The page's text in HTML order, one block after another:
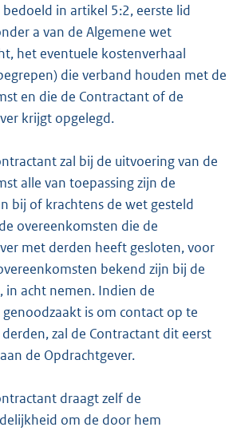
bedoeld in artikel 5:2, eerste lid
a van de Algemene wet
het eventuele kostenverhaal
die verband houden met de
en die de Contractant of de
krijgt opgelegd.
zal bij de uitvoering van de
alle van toepassing zijn de
bij of krachtens de wet gesteld
overeenkomsten die de
met derden heeft gesloten, voor
bekend zijn bij de
in acht nemen. Indien de
is om contact op te
zal de Contractant dit eerst
de Opdrachtgever.
draagt zelf de
om de door hem